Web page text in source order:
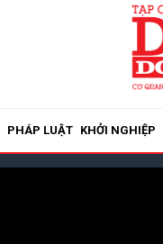
PHÁP LUẬT KHỞI NGHIỆP